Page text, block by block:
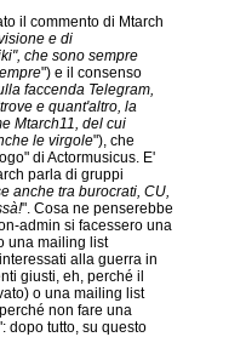
il commento di Mtarch
e di
che sono sempre
") e il consenso
faccenda Telegram,
e quant'altro, la
Mtarch11, del cui
le virgole"), che
di Actormusicus. E'
parla di gruppi
anche tra burocrati, CU,
". Cosa ne penserebbe
admin si facessero una
una mailing list
alla guerra in
giusti, eh, perché il
o una mailing list
non fare una
dopo tutto, su questo